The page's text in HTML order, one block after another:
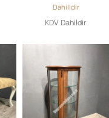
Dahilldir
KDV Dahildir